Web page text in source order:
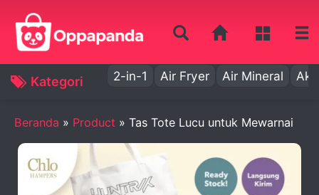
Kategori 2-in-1 Air Fryer Air Mineral Aki
Beranda » Product » Tas Tote Lucu untuk Mewarnai